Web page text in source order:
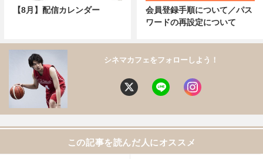
【8月】配信カレンダー
会員登録手順について／パス
ワードの再設定について
シネマカフェをフォローしよう！
この記事を読んだ人にオススメ